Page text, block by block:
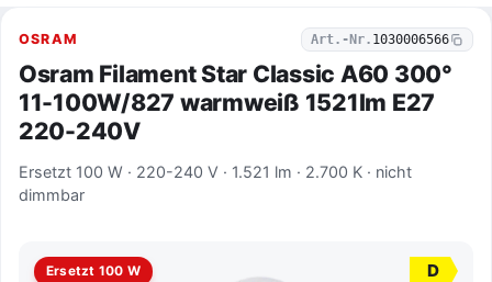
OSRAM Art.-Nr. 1030006566
Osram Filament Star Classic A60 300°
11-100W/827 warmweiß 1521lm E27
220-240V
Ersetzt 100 W · 220-240 V · 1.521 lm · 2.700 K · nicht
dimmbar
Ersetzt 100 W D